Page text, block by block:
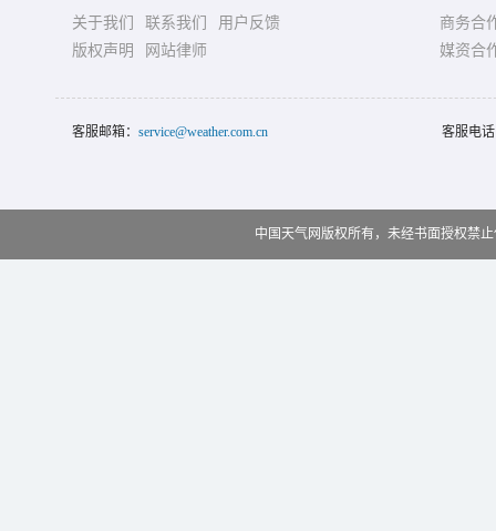
关于我们 联系我们
用户反馈
版权声明
网站律师
商务合
媒资合
客服邮箱： service@weather.com.cn 客服电
中国天气网版权所有，未经书面授权